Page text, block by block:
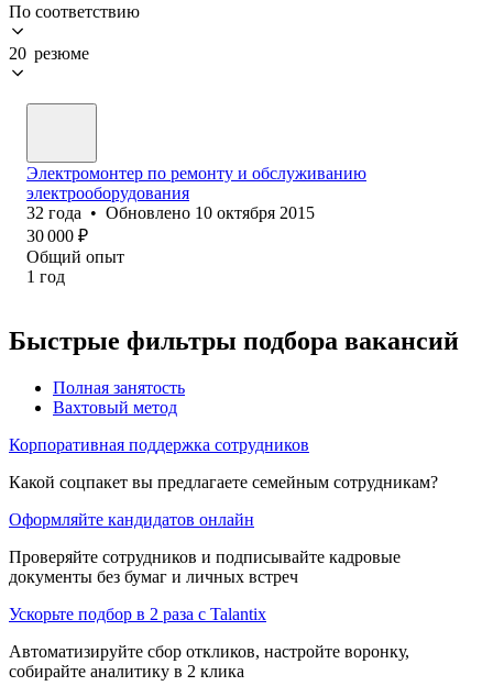
По соответствию
20 резюме
Электромонтер по ремонту и обслуживанию
электрооборудования
32 года • Обновлено 10 октября 2015
30 000 ₽
Общий опыт
1 год
Быстрые фильтры подбора вакансий
Полная занятость
Вахтовый метод
Корпоративная поддержка сотрудников
Какой соцпакет вы предлагаете семейным сотрудникам?
Оформляйте кандидатов онлайн
Проверяйте сотрудников и подписывайте кадровые
документы без бумаг и личных встреч
Ускорьте подбор в 2 раза с Talantix
Автоматизируйте сбор откликов, настройте воронку,
собирайте аналитику в 2 клика